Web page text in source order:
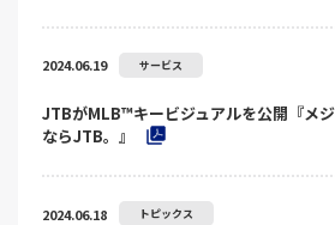
2024.06.19 サービス
JTBがMLB™キービジュアルを公開『メ
ならJTB。』
2024.06.18 トピックス